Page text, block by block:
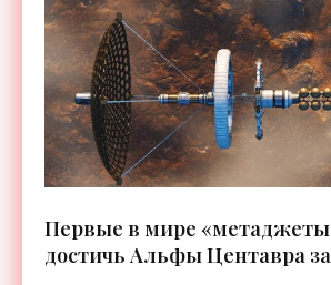
Первые в мире
достичь Альфы Центавра